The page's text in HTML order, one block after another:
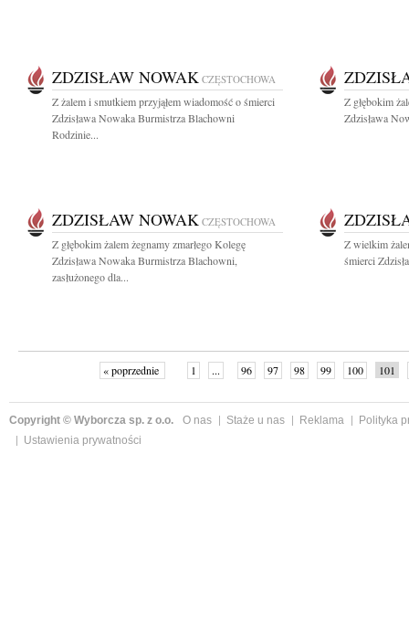
ZDZISŁAW NOWAK CZĘSTOCHOWA
Z żalem i smutkiem przyjąłem wiadomość o śmierci
Zdzisława Nowaka Burmistrza Blachowni
Rodzinie...
Z głębokim
Zdzisława
ZDZISŁAW NOWAK CZĘSTOCHOWA
Z głębokim żalem żegnamy zmarłego Kolegę
Zdzisława Nowaka Burmistrza Blachowni,
zasłużonego dla...
Z wielkim
śmierci
« poprzednie 1 ... 96 97 98 99 100 101
Copyright © Wyborcza sp. z o.o. O nas Staże u nas Reklama
Polityka
Ustawienia prywatności